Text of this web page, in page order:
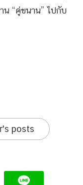
น “คู่ขนาน” ไปกับ
posts